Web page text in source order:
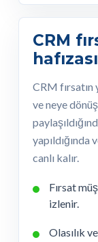
CRM
CRM fırsatın
ve neye
canlı kalır.
Fırsat
izlenir.
Olasılık